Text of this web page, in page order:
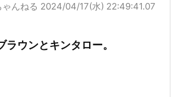
んねる 2024/04/17(水) 22:49:41.07
ウンとキンタロー。